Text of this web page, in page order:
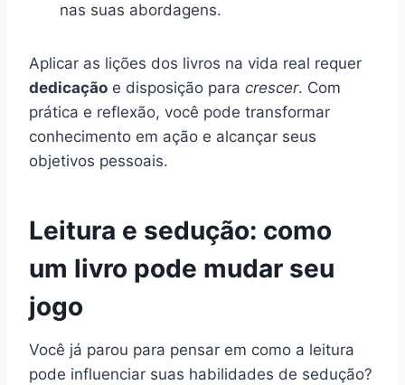
nas suas abordagens.
Aplicar as lições dos livros na vida real requer
dedicação e disposição para crescer. Com
prática e reflexão, você pode transformar
conhecimento em ação e alcançar seus
objetivos pessoais.
Leitura e sedução: como
um livro pode mudar seu
jogo
Você já parou para pensar em como a leitura
pode influenciar suas habilidades de sedução?